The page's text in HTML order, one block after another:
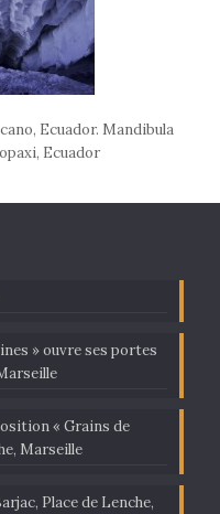
Ecuador. Mandibula
Ecuador
» ouvre ses portes
« Grains de
Marseille
Place de Lenche,